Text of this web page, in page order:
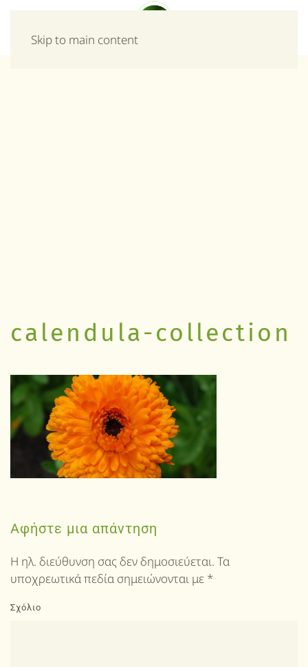
Skip to main content
calendula-collection
Αφήστε μια απάντηση
Η ηλ. διεύθυνση σας δεν δημοσιεύεται. Τα
υποχρεωτικά πεδία σημειώνονται με *
Σχόλιο